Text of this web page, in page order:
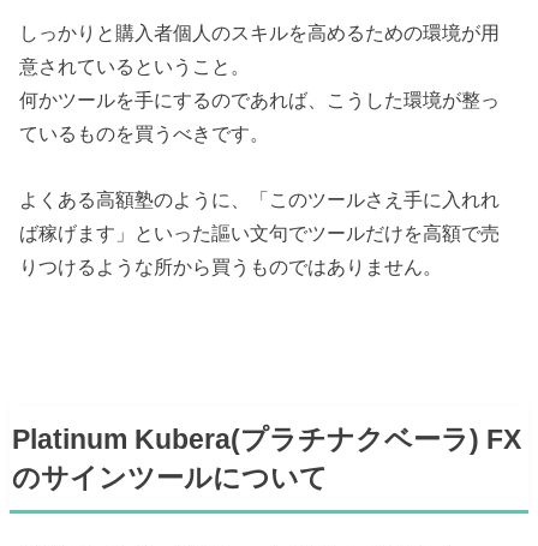
しっかりと購入者個人のスキルを高めるための環境が用
意されているということ。
何かツールを手にするのであれば、こうした環境が整っ
ているものを買うべきです。
よくある高額塾のように、「このツールさえ手に入れれ
ば稼げます」といった謳い文句でツールだけを高額で売
りつけるような所から買うものではありません。
Platinum Kubera(プラチナクベーラ) FX
のサインツールについて